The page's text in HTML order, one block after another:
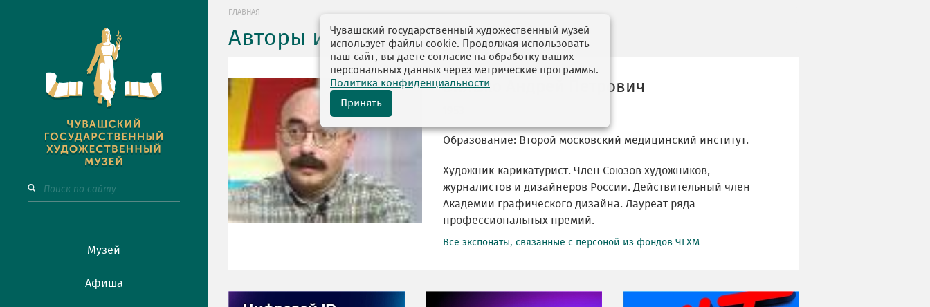
Музей
Афиша
ГЛАВНАЯ
Авторы и персоналии
Бильжо Андрей Петрович
Образование: Второй московский медицинский институт.
Художник-карикатурист. Член Союзов художников,
журналистов и дизайнеров России. Действительный член
Академии графического дизайна. Лауреат ряда
профессиональных премий.
Все экспонаты, связанные с персоной из фондов ЧГХМ
НИ ДНЯ БЕЗ ДАТЫ...
Чувашский государственный художественный музей
использует файлы cookie. Продолжая использовать
наш сайт, вы даёте согласие на обработку ваших
персональных данных через метрические программы.
Политика конфиденциальности
Принять